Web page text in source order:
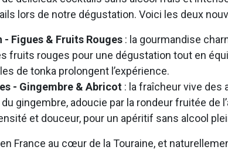
lors de notre dégustation. Voici les deux
- Figues & Fruits Rouges : la gourmandise
fruits rouges pour une dégustation tout en
de tonka prolongent l’expérience.
- Gingembre & Abricot : la fraîcheur vive des
gingembre, adoucie par la rondeur fruitée de
et douceur, pour un apéritif sans alcool
France au cœur de la Touraine, et